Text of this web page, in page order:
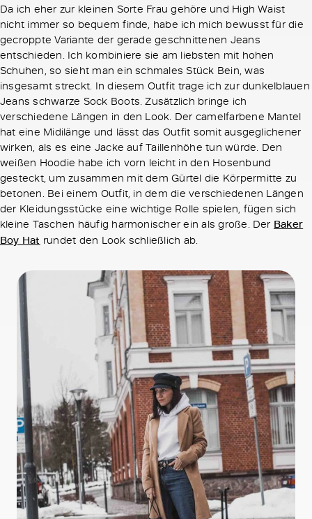
Da ich eher zur kleinen Sorte Frau gehöre und High Waist
nicht immer so bequem finde, habe ich mich bewusst für die
gecroppte Variante der gerade geschnittenen Jeans
entschieden. Ich kombiniere sie am liebsten mit hohen
Schuhen, so sieht man ein schmales Stück Bein, was
insgesamt streckt. In diesem Outfit trage ich zur dunkelblauen
Jeans schwarze Sock Boots. Zusätzlich bringe ich
verschiedene Längen in den Look. Der camelfarbene Mantel
hat eine Midilänge und lässt das Outfit somit ausgeglichener
wirken, als es eine Jacke auf Taillenhöhe tun würde. Den
weißen Hoodie habe ich vorn leicht in den Hosenbund
gesteckt, um zusammen mit dem Gürtel die Körpermitte zu
betonen. Bei einem Outfit, in dem die verschiedenen Längen
der Kleidungsstücke eine wichtige Rolle spielen, fügen sich
kleine Taschen häufig harmonischer ein als große. Der Baker
Boy Hat rundet den Look schließlich ab.